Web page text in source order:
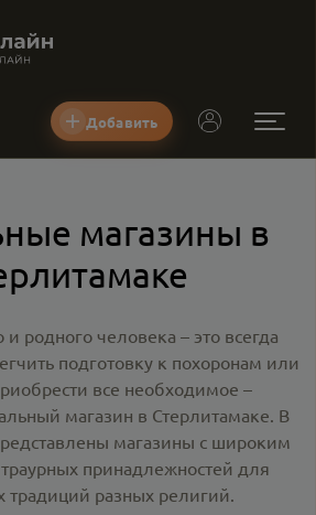
Добавить
магазины в
родного человека – это всегда
подготовку к похоронам или
все необходимое –
магазин в Стерлитамаке. В
магазины с широким
принадлежностей для
традиций разных религий.